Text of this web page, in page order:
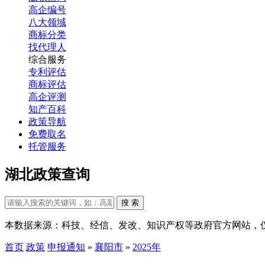
高企编号
八大领域
商标分类
找代理人
综合服务
专利评估
商标评估
高企评测
知产百科
政策导航
免费取名
托管服务
湖北政策查询
搜 索
本数据来源：科技、经信、发改、知识产权等政府官方网站，
首页 政策 申报通知 » 襄阳市 » 2025年